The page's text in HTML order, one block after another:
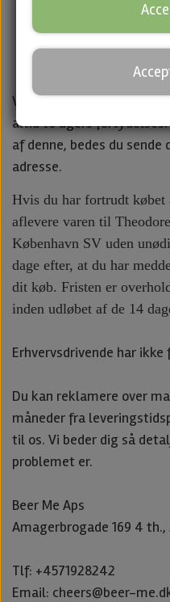
Ved handel over
altid to ugers
af denne, bedes du
adresse.
Hvis du har fortrudt købet
aflevere varen til
København SV uden
dage efter, at du har
dit køb. Fristen er
inden udløbet af de 14
Erhvervsdrivende har
Du kan reklamere over
måneder fra
til os. Vi beder dig så
problemet er.
Beer Me Aps
Amagerbrogade 169 4 th.,
Tlf: +4571928242
Email: cheers@beer-